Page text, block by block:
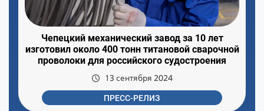
Чепецкий механический завод за 10 лет
изготовил около 400 тонн титановой сварочной
проволоки для российского судостроения
13 сентября 2024
ПРЕСС-РЕЛИЗ